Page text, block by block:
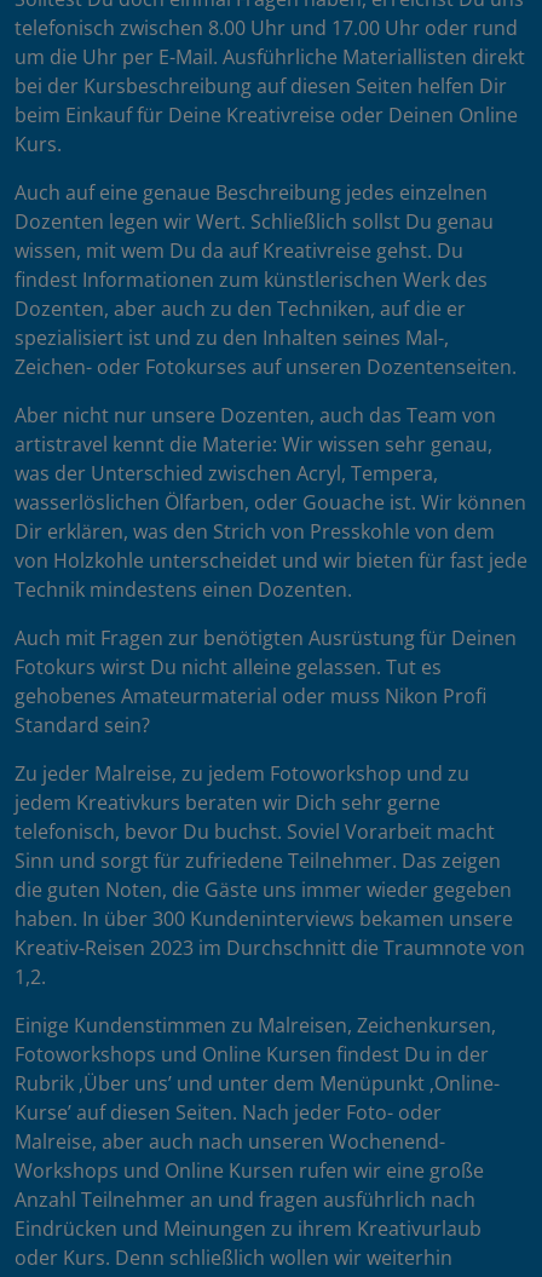
telefonisch zwischen 8.00 Uhr und 17.00 Uhr oder rund
um die Uhr per E-Mail. Ausführliche Materiallisten direkt
bei der Kursbeschreibung auf diesen Seiten helfen Dir
beim Einkauf für Deine Kreativreise oder Deinen Online
Kurs.
Auch auf eine genaue Beschreibung jedes einzelnen
Dozenten legen wir Wert. Schließlich sollst Du genau
wissen, mit wem Du da auf Kreativreise gehst. Du
findest Informationen zum künstlerischen Werk des
Dozenten, aber auch zu den Techniken, auf die er
spezialisiert ist und zu den Inhalten seines Mal-,
Zeichen- oder Fotokurses auf unseren Dozentenseiten.
Aber nicht nur unsere Dozenten, auch das Team von
artistravel kennt die Materie: Wir wissen sehr genau,
was der Unterschied zwischen Acryl, Tempera,
wasserlöslichen Ölfarben, oder Gouache ist. Wir können
Dir erklären, was den Strich von Presskohle von dem
von Holzkohle unterscheidet und wir bieten für fast jede
Technik mindestens einen Dozenten.
Auch mit Fragen zur benötigten Ausrüstung für Deinen
Fotokurs wirst Du nicht alleine gelassen. Tut es
gehobenes Amateurmaterial oder muss Nikon Profi
Standard sein?
Zu jeder Malreise, zu jedem Fotoworkshop und zu
jedem Kreativkurs beraten wir Dich sehr gerne
telefonisch, bevor Du buchst. Soviel Vorarbeit macht
Sinn und sorgt für zufriedene Teilnehmer. Das zeigen
die guten Noten, die Gäste uns immer wieder gegeben
haben. In über 300 Kundeninterviews bekamen unsere
Kreativ-Reisen 2023 im Durchschnitt die Traumnote von
1,2.
Einige Kundenstimmen zu Malreisen, Zeichenkursen,
Fotoworkshops und Online Kursen findest Du in der
Rubrik ‚Über uns’ und unter dem Menüpunkt ‚Online-
Kurse’ auf diesen Seiten. Nach jeder Foto- oder
Malreise, aber auch nach unseren Wochenend-
Workshops und Online Kursen rufen wir eine große
Anzahl Teilnehmer an und fragen ausführlich nach
Eindrücken und Meinungen zu ihrem Kreativurlaub
oder Kurs. Denn schließlich wollen wir weiterhin